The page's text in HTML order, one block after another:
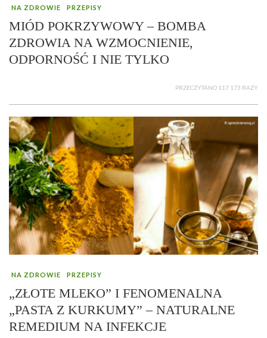
NA ZDROWIE PRZEPISY
MIÓD POKRZYWOWY – BOMBA
ZDROWIA NA WZMOCNIENIE,
ODPORNOŚĆ I NIE TYLKO
PRZECZYTANO 117 173 RAZY
NA ZDROWIE PRZEPISY
„ZŁOTE MLEKO” I FENOMENALNA
„PASTA Z KURKUMY” – NATURALNE
REMEDIUM NA INFEKCJE